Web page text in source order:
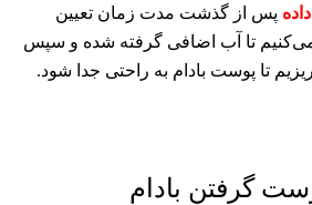
پس از گذشت مدت زمان تعیین
می‌کنیم تا آب اضافی گرفته شده و سپس
تا پوست بادام به راحتی جدا شود.
گرفتن بادام